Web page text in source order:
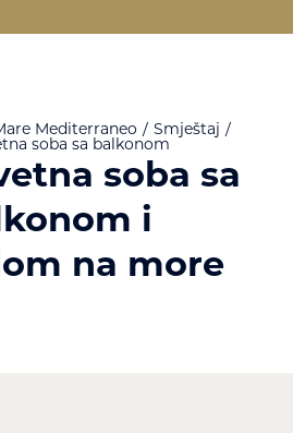
Mediterraneo Smještaj
soba sa balkonom
soba sa
i
na more